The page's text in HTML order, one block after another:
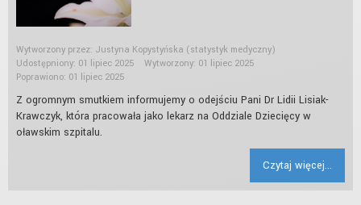
Wytworzony przez: Justyna Kopystyńska (statystyk medyczny)
Udostępniony: 01 lipiec 2025
Wytworzony: 01 lipiec 2025
Poprawiono: 01 lipiec 2025
Z ogromnym smutkiem informujemy o odejściu Pani Dr Lidii Lisiak-
Krawczyk, która pracowała jako lekarz na Oddziale Dziecięcy w
oławskim szpitalu.
Czytaj więcej...